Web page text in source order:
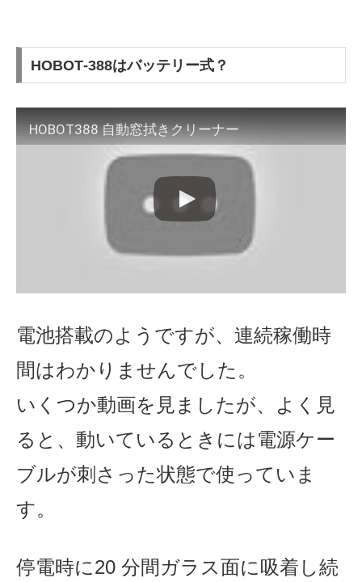
HOBOT‐388はバッテリー式？
HOBOT388 自動窓拭きクリーナー
電池搭載のようですが、連続稼働時
間はわかりませんでした。
いくつか動画を見ましたが、よく見
ると、動いているときには電源ケー
ブルが刺さった状態で使っていま
す。
停電時に20 分間ガラス⾯に吸着し続